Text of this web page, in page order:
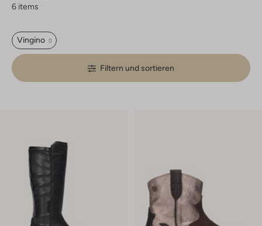
6 items
Vingino
Filtern und sortieren